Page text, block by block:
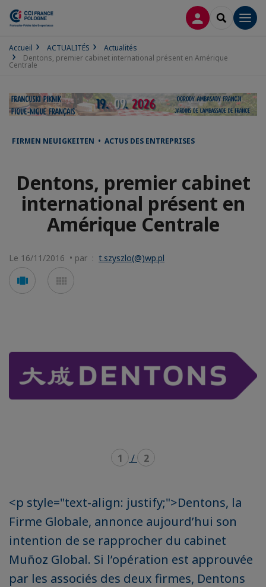
CONNEXION
Accueil ACTUALITÉS
Actualités
Dentons, premier cabinet international présent en Amérique
Centrale
FIRMEN NEUIGKEITEN • ACTUS DES ENTREPRISES
Dentons, premier cabinet
international présent en
Amérique Centrale
Le 16/11/2016 • par : t.szyszlo(@)wp.pl
Voir
en
en
1 / 2
<p style="text-align: justify;">Dentons, la
Firme Globale, annonce aujourd’hui son
intention de se rapprocher du cabinet
Muñoz Global. Si l’opération est approuvée
par les associés des deux firmes, Dentons